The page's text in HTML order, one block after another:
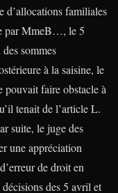
d’allocations familiales
par MmeB…, le 5
sommes
à la saisine, le
pouvait faire obstacle à
tenait de l’article L.
suite, le juge des
une appréciation
de droit en
décisions des 5 avril et